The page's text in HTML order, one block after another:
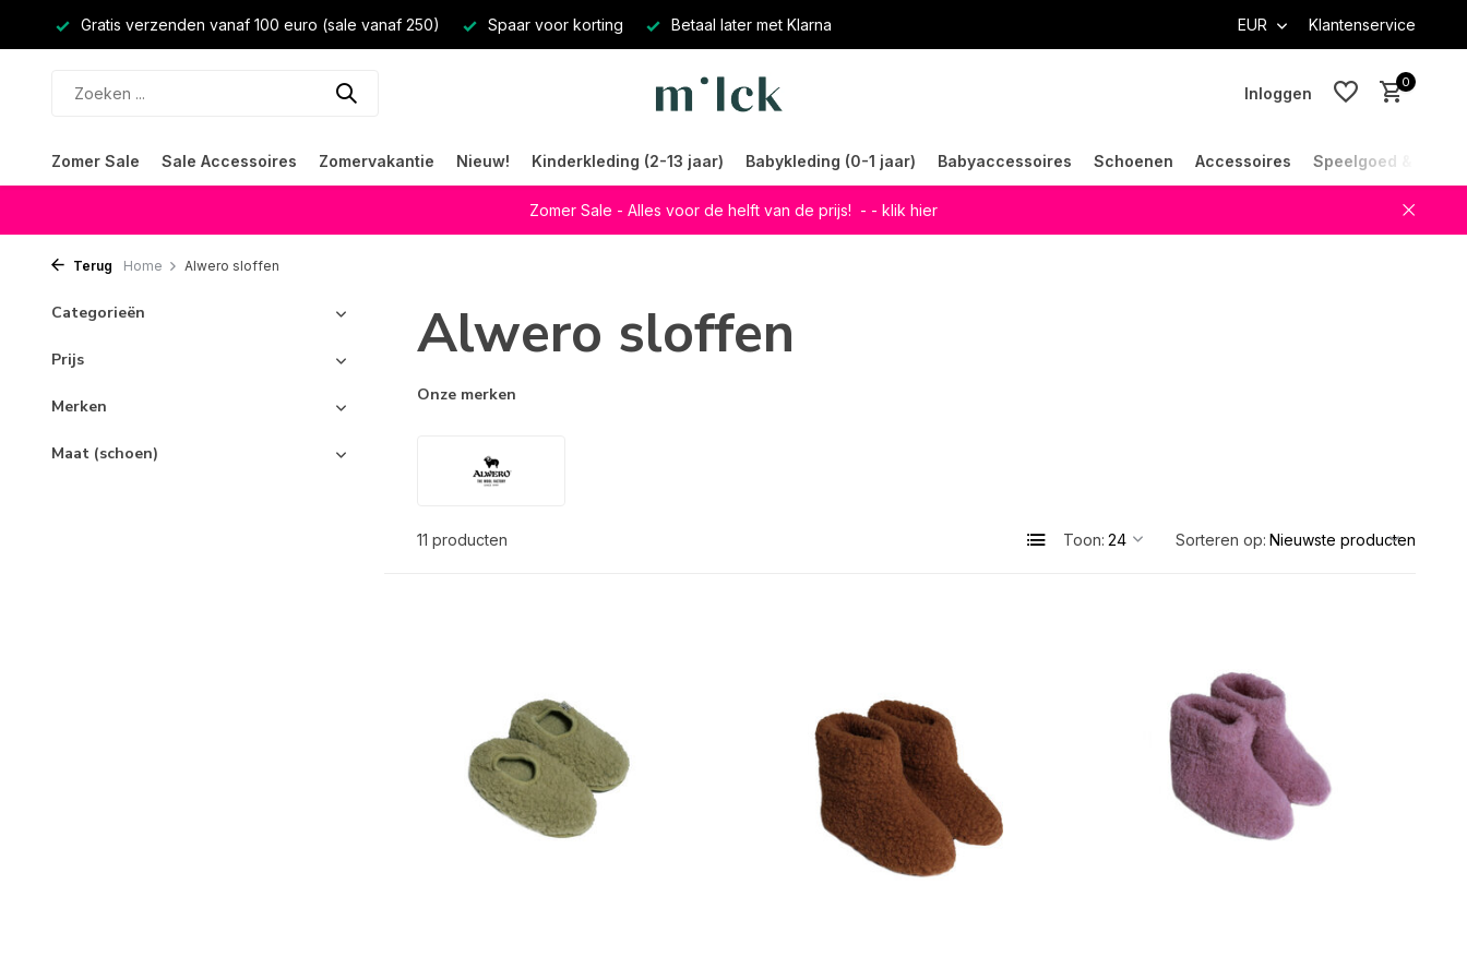
Gratis verzenden vanaf 100 euro (sale vanaf 250) Spaar voor korting Betaal later met Klarna EUR Klantenservice
Inloggen
0
Zomer Sale Sale Accessoires Zomervakantie Nieuw! Kinderkleding (2-13 jaar) Babykleding (0-1 jaar) Babyaccessoires Schoenen Accessoires Speelgoed &
Zomer Sale - Alles voor de helft van de prijs! - - klik hier
Terug Home Alwero sloffen
Categorieën
Prijs
Merken
Maat (schoen)
Alwero sloffen
Onze merken
11 producten Toon: Sorteren op: